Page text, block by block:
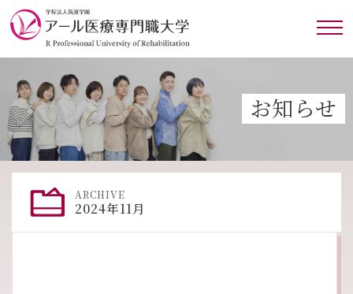
お知らせ
ARCHIVE
2024年11月